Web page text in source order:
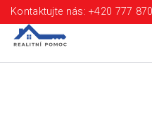
Kontaktujte nás: +420 777